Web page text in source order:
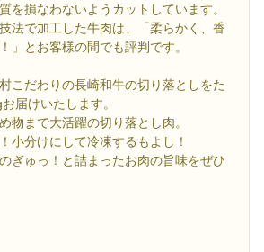
を損なわないようカットしています。
法で加工した牛肉は、「柔らかく、香
」とお客様の間でも評判です。
こだわりの長崎和牛の切り落としをた
届けいたします。
物まで大活躍の切り落とし肉。
小分けにして冷凍するもよし！
ぎゅっ！と詰まったお肉の旨味をぜひ